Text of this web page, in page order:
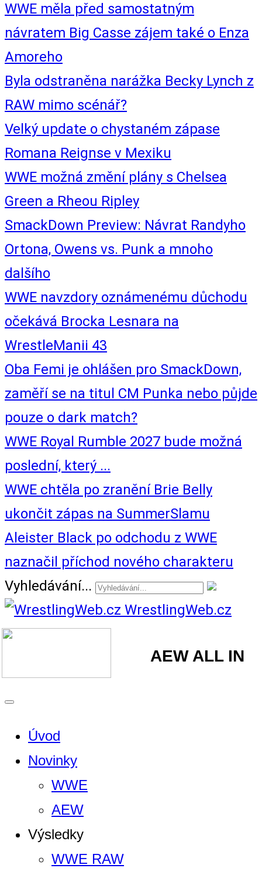
WWE měla před samostatným
návratem Big Casse zájem také o Enza
Amoreho
Byla odstraněna narážka Becky Lynch z
RAW mimo scénář?
Velký update o chystaném zápase
Romana Reignse v Mexiku
WWE možná změní plány s Chelsea
Green a Rheou Ripley
SmackDown Preview: Návrat Randyho
Ortona, Owens vs. Punk a mnoho
dalšího
WWE navzdory oznámenému důchodu
očekává Brocka Lesnara na
WrestleManii 43
Oba Femi je ohlášen pro SmackDown,
zaměří se na titul CM Punka nebo půjde
pouze o dark match?
WWE Royal Rumble 2027 bude možná
poslední, který ...
WWE chtěla po zranění Brie Belly
ukončit zápas na SummerSlamu
Aleister Black po odchodu z WWE
naznačil příchod nového charakteru
Vyhledávání...
WrestlingWeb.cz
AEW ALL IN
Úvod
Novinky
WWE
AEW
Výsledky
WWE RAW